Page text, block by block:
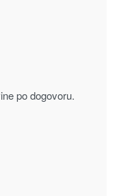
po dogovoru.